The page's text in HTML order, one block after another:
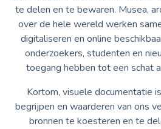
te delen en te bewaren. Musea,
over de hele wereld werken
digitaliseren en online
onderzoekers, studenten en
toegang hebben tot een schat
Kortom, visuele documentatie
begrijpen en waarderen van ons
bronnen te koesteren en te